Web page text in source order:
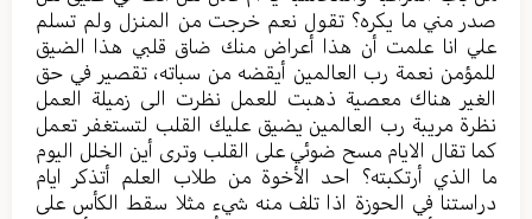
صدر مني ما يكره؟ تقول نعم خرجت من المنزل ولم تسلم
علي انا علمت أن هذا أعراض منك ضاق قلبي هذا الضيق
للمؤمن نعمة رب العالمين أيقضه من سباته، تقصير في حق
الغير هناك معصية ذهبت للعمل نظرت الى زميلة العمل
نظرة مريبة رب العالمين يضيق عليك القلب لتستغفر تعمل
كما تقال الايام مسح ضوئي على القلب وترى أين الخلل اليوم
ما الذي أرتكبته؟ احد الأخوة من طلاب العلم أتذكر ايام
دراستنا في الحوزة اذا تلف منه شيء مثلا سقط الكأس على